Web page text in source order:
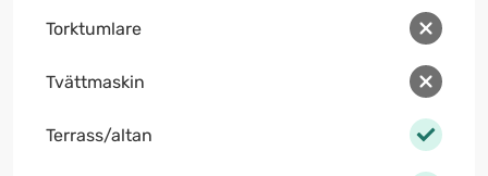
Torktumlare
Tvättmaskin
Terrass/altan